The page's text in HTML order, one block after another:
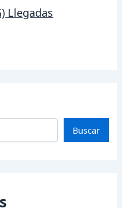
Llegadas
Buscar